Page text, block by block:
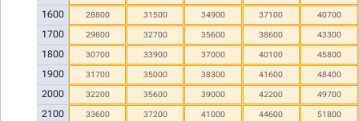
1600
1700
1800
1900
2000
2100
28800 31500 34900 37100 40700
29800 32700 35600 38600 43300
30700 33900 37000 40100 45800
31700 35000 38300 41600 48400
32200 35600 39000 42200 49700
33600 37200 41000 44600 51800